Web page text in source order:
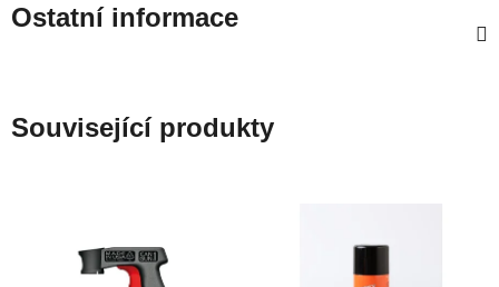
Ostatní informace
Související produkty